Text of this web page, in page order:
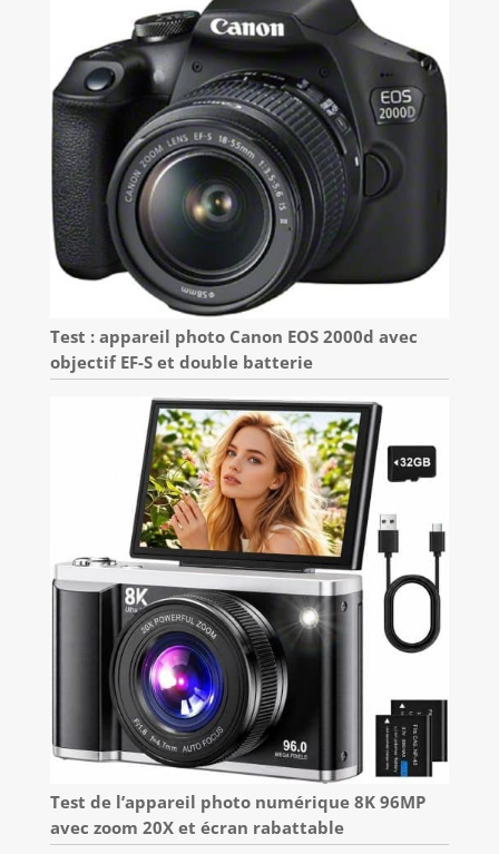
Test : appareil photo Canon EOS 2000d avec
objectif EF-S et double batterie
Test de l’appareil photo numérique 8K 96MP
avec zoom 20X et écran rabattable